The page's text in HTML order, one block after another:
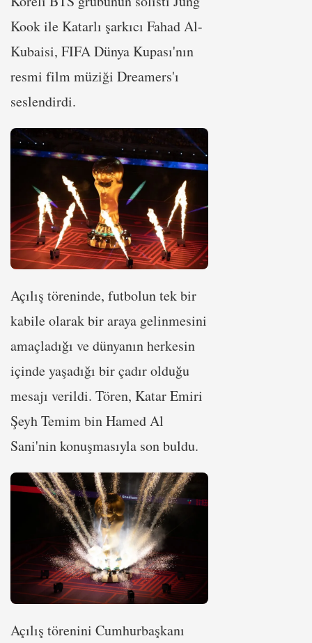
Kook ile Katarlı şarkıcı Fahad Al-
Kubaisi, FIFA Dünya Kupası'nın
resmi film müziği Dreamers'ı
seslendirdi.
Açılış töreninde, futbolun tek bir
kabile olarak bir araya gelinmesini
amaçladığı ve dünyanın herkesin
içinde yaşadığı bir çadır olduğu
mesajı verildi. Tören, Katar Emiri
Şeyh Temim bin Hamed Al
Sani'nin konuşmasıyla son buldu.
Açılış törenini Cumhurbaşkanı